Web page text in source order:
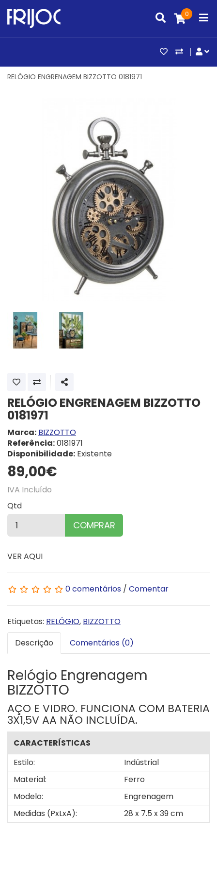
0
ARTIGOS
RELÓGIO ENGRENAGEM BIZZOTTO 0181971
SHARE
RELÓGIO ENGRENAGEM BIZZOTTO
0181971
Marca: BIZZOTTO
Referência:0181971
Disponibilidade: Existente
89,00€
IVA Incluído
Qtd
COMPRAR
VER AQUI
0 comentários / Comentar
Etiquetas: RELÓGIO, BIZZOTTO
Descrição
Comentários (0)
Relógio Engrenagem
BIZZOTTO
AÇO E VIDRO. FUNCIONA COM BATERIA
3X1,5V AA NÃO INCLUÍDA.
CARACTERÍSTICAS
Estilo:
Indústrial
Material:
Ferro
Modelo:
Engrenagem
Medidas (PxLxA):
28 x 7.5 x 39 cm